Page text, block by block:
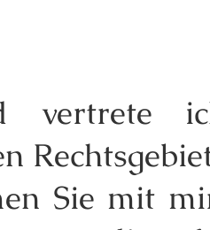
vertrete
Sie mit